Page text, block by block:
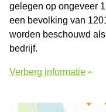
gelegen op ongeveer
een bevolking van
worden beschouwd
bedrijf.
Verberg informatie